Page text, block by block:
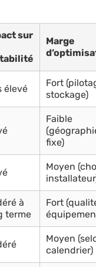
sur
Marge
élevé
Fort
stockage)
Faible
fixe)
Moyen
à
terme
Fort
Moyen
calendrier)